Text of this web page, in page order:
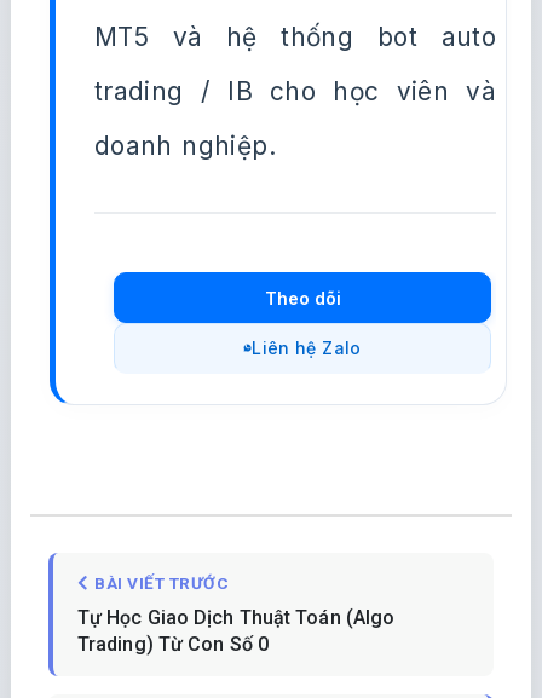
MT5 và hệ thống bot auto
trading / IB cho học viên và
doanh nghiệp.
Theo dõi
Liên hệ Zalo
BÀI VIẾT TRƯỚC
Tự Học Giao Dịch Thuật Toán (Algo
Trading) Từ Con Số 0